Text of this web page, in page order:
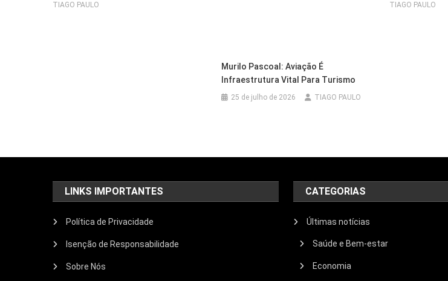
TIAGO PAULO
Murilo Pascoal: Aviação É
Infraestrutura Vital Para Turismo
25 de julho de 2026 TIAGO PAULO
TIAGO PAULO
LINKS IMPORTANTES
Política de Privacidade
Isenção de Responsabilidade
Sobre Nós
CATEGORIAS
Últimas notícias
Saúde e Bem-estar
Economia